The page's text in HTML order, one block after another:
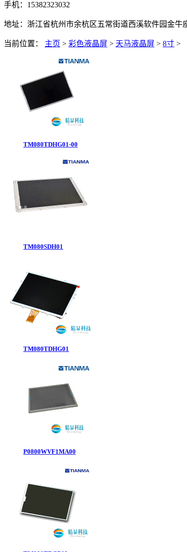
手机： 15382323032
地址： 浙江省杭州市余杭区五常街道西溪软件园金牛
当前位置： 主页 > 彩色液晶屏 > 天马液晶屏 > 8寸 >
TM080TDHG01-00
TM080SDH01
TM080TDHG01
P0800WVF1MA00